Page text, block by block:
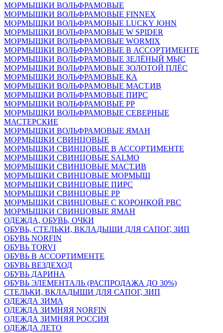
МОРМЫШКИ ВОЛЬФРАМОВЫЕ
МОРМЫШКИ ВОЛЬФРАМОВЫЕ FINNEX
МОРМЫШКИ ВОЛЬФРАМОВЫЕ LUCKY JOHN
МОРМЫШКИ ВОЛЬФРАМОВЫЕ W SPIDER
МОРМЫШКИ ВОЛЬФРАМОВЫЕ WORMIX
МОРМЫШКИ ВОЛЬФРАМОВЫЕ В АССОРТИМЕНТЕ
МОРМЫШКИ ВОЛЬФРАМОВЫЕ ЗЕЛЁНЫЙ МЫС
МОРМЫШКИ ВОЛЬФРАМОВЫЕ ЗОЛОТОЙ ПЛЁС
МОРМЫШКИ ВОЛЬФРАМОВЫЕ КА
МОРМЫШКИ ВОЛЬФРАМОВЫЕ МАСТ.ИВ
МОРМЫШКИ ВОЛЬФРАМОВЫЕ ПИРС
МОРМЫШКИ ВОЛЬФРАМОВЫЕ РР
МОРМЫШКИ ВОЛЬФРАМОВЫЕ СЕВЕРНЫЕ
МАСТЕРСКИЕ
МОРМЫШКИ ВОЛЬФРАМОВЫЕ ЯМАН
МОРМЫШКИ СВИНЦОВЫЕ
МОРМЫШКИ СВИНЦОВЫЕ В АССОРТИМЕНТЕ
МОРМЫШКИ СВИНЦОВЫЕ SALMO
МОРМЫШКИ СВИНЦОВЫЕ МАСТ.ИВ
МОРМЫШКИ СВИНЦОВЫЕ МОРМЫШ
МОРМЫШКИ СВИНЦОВЫЕ ПИРС
МОРМЫШКИ СВИНЦОВЫЕ РР
МОРМЫШКИ СВИНЦОВЫЕ С КОРОНКОЙ РВС
МОРМЫШКИ СВИНЦОВЫЕ ЯМАН
ОДЕЖДА, ОБУВЬ, ОЧКИ
ОБУВЬ, СТЕЛЬКИ, ВКЛАДЫШИ ДЛЯ САПОГ, ЗИП
ОБУВЬ NORFIN
ОБУВЬ TORVI
ОБУВЬ В АССОРТИМЕНТЕ
ОБУВЬ ВЕЗДЕХОД
ОБУВЬ ДАРИНА
ОБУВЬ ЭЛЕМЕНТАЛЬ (РАСПРОДАЖА ДО 30%)
СТЕЛЬКИ, ВКЛАДЫШИ ДЛЯ САПОГ, ЗИП
ОДЕЖДА ЗИМА
ОДЕЖДА ЗИМНЯЯ NORFIN
ОДЕЖДА ЗИМНЯЯ РОССИЯ
ОДЕЖДА ЛЕТО